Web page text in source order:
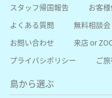
スタッフ帰国報告
お客
よくある質問
無料相談会
お問い合わせ
来店 or
プライバシポリシー
ご
島から選ぶ